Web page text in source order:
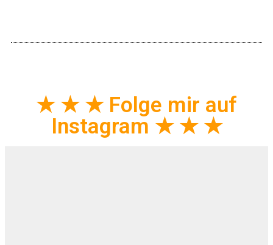
★ ★ ★ Folge mir auf
Instagram ★ ★ ★